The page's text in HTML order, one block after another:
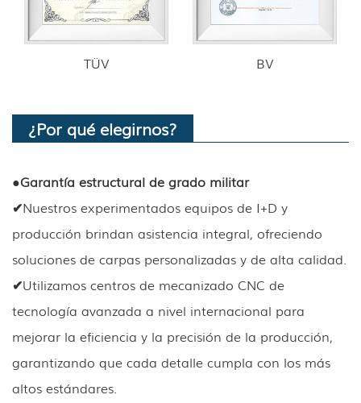
TÜV BV
¿Por qué elegirnos?
●Garantía estructural de grado militar
✔Nuestros experimentados equipos de I+D y
producción brindan asistencia integral, ofreciendo
soluciones de carpas personalizadas y de alta calidad.
✔Utilizamos centros de mecanizado CNC de
tecnología avanzada a nivel internacional para
mejorar la eficiencia y la precisión de la producción,
garantizando que cada detalle cumpla con los más
altos estándares.